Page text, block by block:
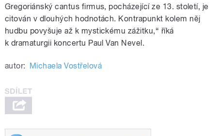
Gregoriánský cantus firmus, pocházející ze 13. století, je
citován v dlouhých hodnotách. Kontrapunkt kolem něj
hudbu povyšuje až k mystickému zážitku,“ říká
k dramaturgii koncertu Paul Van Nevel.
autor: Michaela Vostřelová